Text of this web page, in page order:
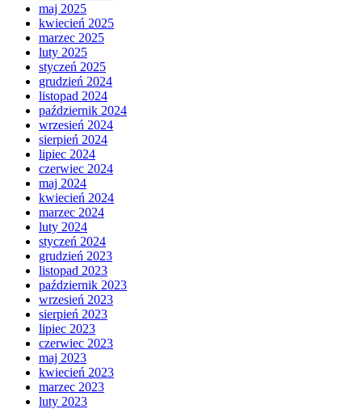
maj 2025
kwiecień 2025
marzec 2025
luty 2025
styczeń 2025
grudzień 2024
listopad 2024
październik 2024
wrzesień 2024
sierpień 2024
lipiec 2024
czerwiec 2024
maj 2024
kwiecień 2024
marzec 2024
luty 2024
styczeń 2024
grudzień 2023
listopad 2023
październik 2023
wrzesień 2023
sierpień 2023
lipiec 2023
czerwiec 2023
maj 2023
kwiecień 2023
marzec 2023
luty 2023